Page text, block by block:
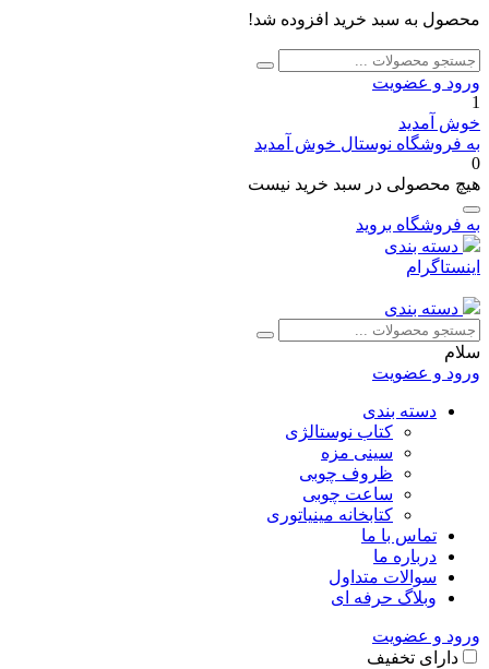
محصول به سبد خرید افزوده شد!
جستجو
برای:
جستجو
ورود و عضویت
1
خوش آمدید
به فروشگاه نوستال خوش آمدید
0
هیچ محصولی در سبد خرید نیست
به فروشگاه بروید
دسته بندی
اینستاگرام
دسته بندی
جستجو
برای:
جستجو
سلام
ورود و عضویت
دسته بندی
کتاب نوستالژی
سینی مزه
ظروف چوبی
ساعت چوبی
کتابخانه مینیاتوری
تماس با ما
درباره ما
سوالات متداول
وبلاگ حرفه ای
ورود و عضویت
دارای تخفیف